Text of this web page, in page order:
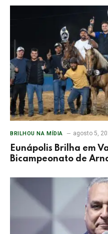
BRILHOU NA MÍDIA agosto 5,
Eunápolis Brilha em
Bicampeonato de